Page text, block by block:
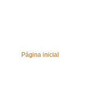
Página inicial